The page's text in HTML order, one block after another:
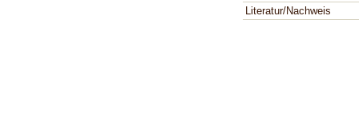
Literatur/Nachweis